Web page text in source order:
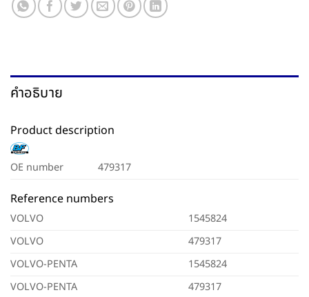
คำอธิบาย
Product description
OE number 479317
Reference numbers
VOLVO
1545824
VOLVO
479317
VOLVO-PENTA
1545824
VOLVO-PENTA
479317